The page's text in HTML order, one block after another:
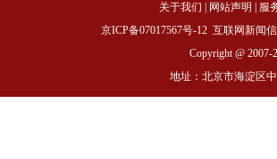
关于我们 网站声明
服
京ICP备07017567号-12 互联网新闻
Copyright @ 2007-
地址：北京市海淀区